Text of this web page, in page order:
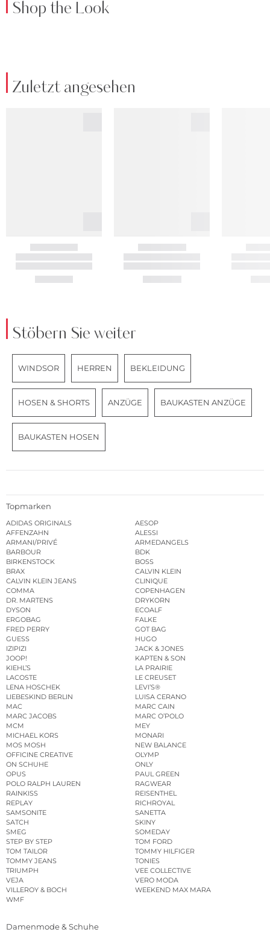
Shop the Look
Zuletzt angesehen
Stöbern Sie weiter
WINDSOR HERREN BEKLEIDUNG
HOSEN & SHORTS ANZÜGE BAUKASTEN ANZÜGE
BAUKASTEN HOSEN
Topmarken
ADIDAS ORIGINALS
AESOP
AFFENZAHN
ALESSI
ARMANI/PRIVÉ
ARMEDANGELS
BARBOUR
BDK
BIRKENSTOCK
BOSS
BRAX
CALVIN KLEIN
CALVIN KLEIN JEANS
CLINIQUE
COMMA
COPENHAGEN
DR. MARTENS
DRYKORN
DYSON
ECOALF
ERGOBAG
FALKE
FRED PERRY
GOT BAG
GUESS
HUGO
IZIPIZI
JACK & JONES
JOOP!
KAPTEN & SON
KIEHL’S
LA PRAIRIE
LACOSTE
LE CREUSET
LENA HOSCHEK
LEVI’S®
LIEBESKIND BERLIN
LUISA CERANO
MAC
MARC CAIN
MARC JACOBS
MARC O’POLO
MCM
MEY
MICHAEL KORS
MONARI
MOS MOSH
NEW BALANCE
OFFICINE CREATIVE
OLYMP
ON SCHUHE
ONLY
OPUS
PAUL GREEN
POLO RALPH LAUREN
RAGWEAR
RAINKISS
REISENTHEL
REPLAY
RICHROYAL
SAMSONITE
SANETTA
SATCH
SKINY
SMEG
SOMEDAY
STEP BY STEP
TOM FORD
TOM TAILOR
TOMMY HILFIGER
TOMMY JEANS
TONIES
TRIUMPH
VEE COLLECTIVE
VEJA
VERO MODA
VILLEROY & BOCH
WEEKEND MAX MARA
WMF
Damenmode & Schuhe